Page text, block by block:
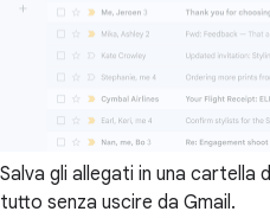
Salva gli allegati in una cartella
tutto senza uscire da Gmail.